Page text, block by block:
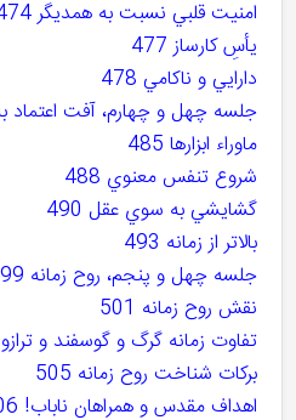
امنيت قلبي نسبت به همديگر 474
يأسِ کارساز 477
دارايي و ناکامي 478
جلسه چهل و چهارم، آفت اعتماد به
ماوراء ابزارها 485
شروع تنفس معنوي 488
گشايشي به سوي عقل 490
بالاتر از زمانه 493
جلسه چهل و پنجم، روح زمانه 499
نقش روح زمانه 501
تفاوت زمانه گرگ و گوسفند و ترازو 502
برکات شناخت روح زمانه 505
اهداف مقدس و همراهان ناباب! 506